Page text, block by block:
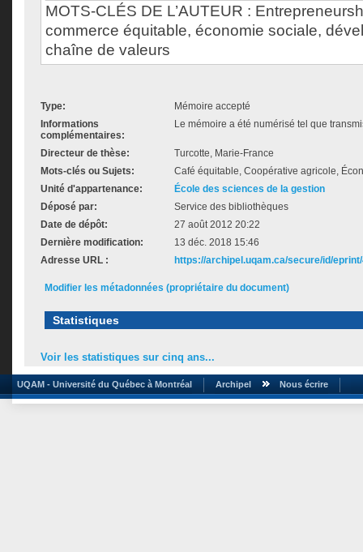
MOTS-CLÉS DE L’AUTEUR :
commerce équitable, économie sociale,
chaîne de valeurs
Type:
Mémoire accepté
Informations
complémentaires:
Le mémoire a été numérisé tel que
Directeur de thèse:
Turcotte, Marie-France
Mots-clés ou Sujets:
Café équitable, Coopérative agricole,
Unité d'appartenance:
École des sciences de la gestion
Déposé par:
Service des bibliothèques
Date de dépôt:
27 août 2012 20:22
Dernière modification:
13 déc. 2018 15:46
Adresse URL :
https://archipel.uqam.ca/secure/id/
Modifier les métadonnées (propriétaire du document)
Statistiques
Voir les statistiques sur cinq ans...
UQAM - Université du Québec à Montréal Archipel Nous écrire